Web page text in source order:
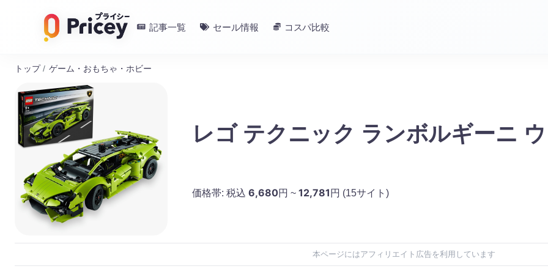
記事一覧 セール情報 コスパ比較
トップ / ゲーム・おもちゃ・ホビー
レゴ テクニック ランボルギーニ
価格帯: 税込 6,680円 ~ 12,781 円 (15サイト)
本ページにはアフィリエイト広告を利用しています